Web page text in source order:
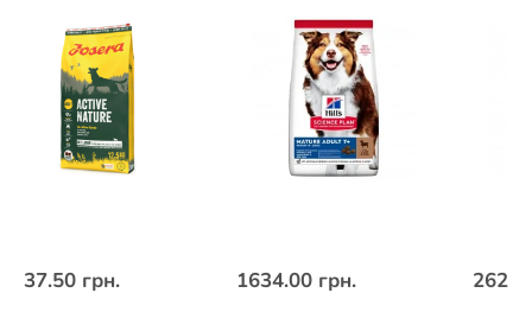
3137.50 грн. 1634.00 грн.